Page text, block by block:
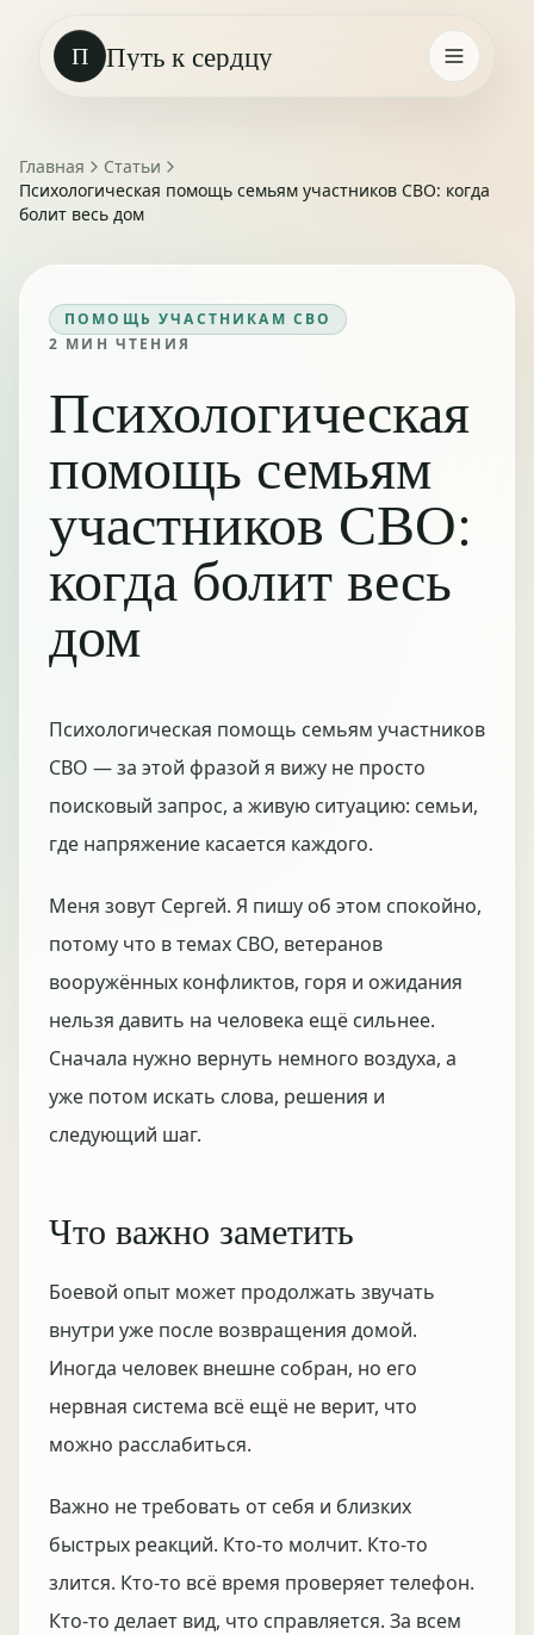
П Путь к сердцу
Главная
Статьи
Психологическая помощь семьям участников СВО: когда
болит весь дом
ПОМОЩЬ УЧАСТНИКАМ СВО
2 МИН ЧТЕНИЯ
Психологическая
помощь семьям
участников СВО:
когда болит весь
дом
Психологическая помощь семьям участников
СВО — за этой фразой я вижу не просто
поисковый запрос, а живую ситуацию: семьи,
где напряжение касается каждого.
Меня зовут Сергей. Я пишу об этом спокойно,
потому что в темах СВО, ветеранов
вооружённых конфликтов, горя и ожидания
нельзя давить на человека ещё сильнее.
Сначала нужно вернуть немного воздуха, а
уже потом искать слова, решения и
следующий шаг.
Что важно заметить
Боевой опыт может продолжать звучать
внутри уже после возвращения домой.
Иногда человек внешне собран, но его
нервная система всё ещё не верит, что
можно расслабиться.
Важно не требовать от себя и близких
быстрых реакций. Кто-то молчит. Кто-то
злится. Кто-то всё время проверяет телефон.
Кто-то делает вид, что справляется. За всем